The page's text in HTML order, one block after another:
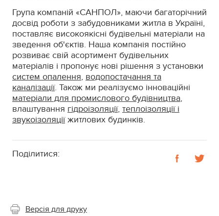
Група компаній «САНПОЛ», маючи багаторічний
досвід роботи з забудовниками житла в Україні,
поставляє високоякісні будівельні матеріали на
зведення об'єктів. Наша компанія постійно
розвиває свій асортимент будівельних
матеріалів і пропонує нові рішення з установки
систем опалення, водопостачання та
каналізації. Також ми реалізуємо інноваційні
матеріали для промислового будівництва,
влаштування гідроізоляції, теплоізоляції і
звукоізоляціїжитлових будинків.
Поділитися:
Версія для друку